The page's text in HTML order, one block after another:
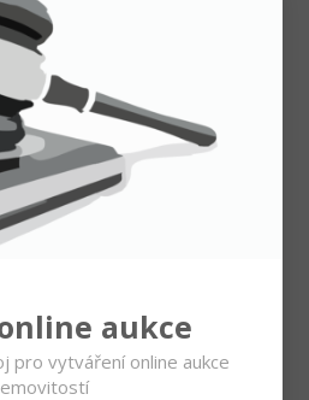
aukce
pro vytváření online aukce